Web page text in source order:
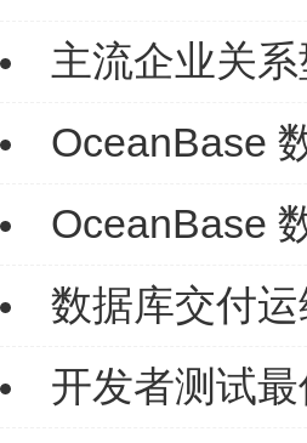
主流企业关
OceanBase
OceanBase
数据库交付
开发者测试